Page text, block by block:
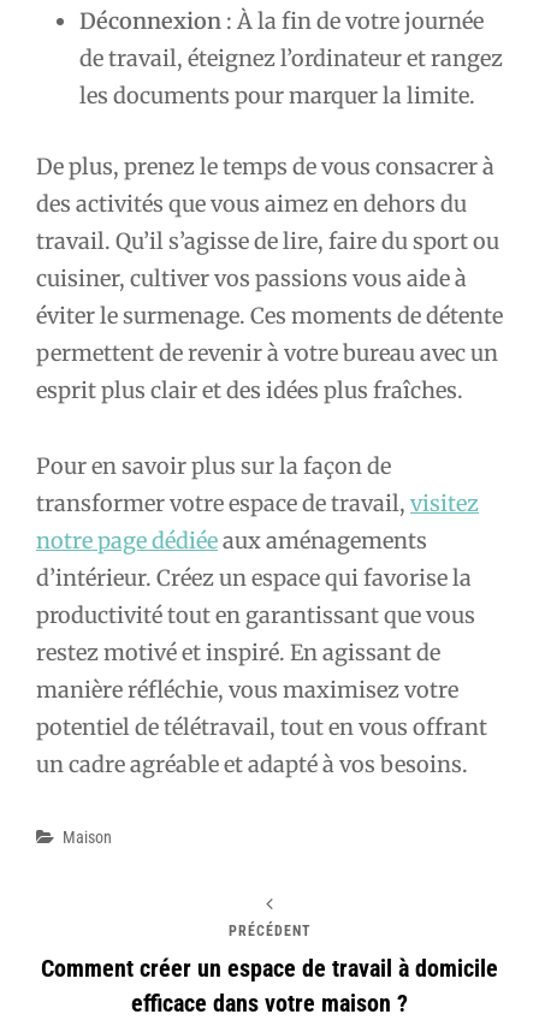
Déconnexion : À la fin de votre journée
de travail, éteignez l’ordinateur et rangez
les documents pour marquer la limite.
De plus, prenez le temps de vous consacrer à
des activités que vous aimez en dehors du
travail. Qu’il s’agisse de lire, faire du sport ou
cuisiner, cultiver vos passions vous aide à
éviter le surmenage. Ces moments de détente
permettent de revenir à votre bureau avec un
esprit plus clair et des idées plus fraîches.
Pour en savoir plus sur la façon de
transformer votre espace de travail, visitez
notre page dédiéeaux aménagements
d’intérieur. Créez un espace qui favorise la
productivité tout en garantissant que vous
restez motivé et inspiré. En agissant de
manière réfléchie, vous maximisez votre
potentiel de télétravail, tout en vous offrant
un cadre agréable et adapté à vos besoins.
Catégories
Maison
PRÉCÉDENT
Comment créer un espace de travail à domicile
efficace dans votre maison ?